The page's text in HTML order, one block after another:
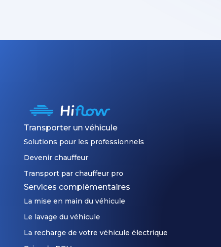
Transporter un véhicule
Solutions pour les professionnels
Devenir chauffeur
Transport par chauffeur pro
Services complémentaires
La mise en main du véhicule
Le lavage du véhicule
La recharge de votre véhicule électrique